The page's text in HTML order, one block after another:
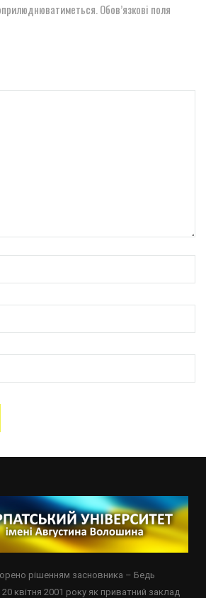
Обов’язкові поля
рішенням засновника – Бедь
квітня 2001 року як приватний заклад